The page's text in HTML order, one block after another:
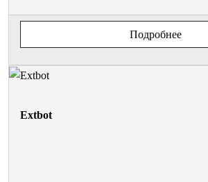
Подробнее
Extbot